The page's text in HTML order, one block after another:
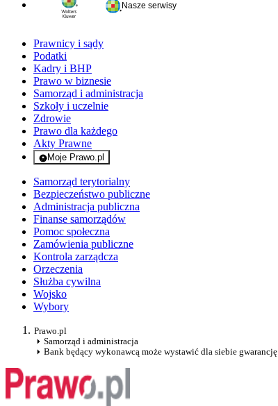
Nasze serwisy
Prawnicy i sądy
Podatki
Kadry i BHP
Prawo w biznesie
Samorząd i administracja
Szkoły i uczelnie
Zdrowie
Prawo dla każdego
Akty Prawne
Moje Prawo.pl
- rejestracja i logowanie do serwisu
Samorząd terytorialny
Bezpieczeństwo publiczne
Administracja publiczna
Finanse samorządów
Pomoc społeczna
Zamówienia publiczne
Kontrola zarządcza
Orzeczenia
Służba cywilna
Wojsko
Wybory
Prawo.pl
Samorząd i administracja
Bank będący wykonawcą może wystawić dla siebie gwarancję